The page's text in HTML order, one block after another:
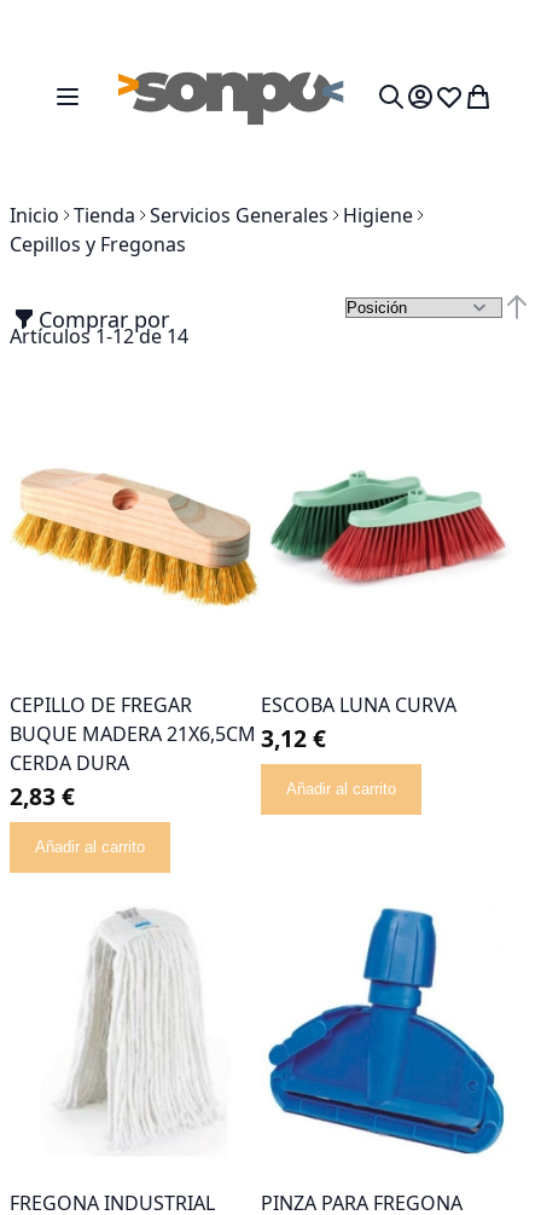
Toggle Nav Mi cesta
Inicio Tienda Servicios Generales
Higiene
Cepillos y Fregonas
Comprar por
Artículos1-12de14
CEPILLO DE FREGAR
BUQUE MADERA 21X6,5CM
CERDA DURA
2,83 €
Añadir al carrito
ESCOBA LUNA CURVA
3,12 €
Añadir al carrito
FREGONA INDUSTRIAL
PINZA PARA FREGONA